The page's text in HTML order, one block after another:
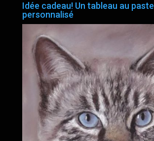
Idée cadeau! Un tableau au pastel
personnalisé